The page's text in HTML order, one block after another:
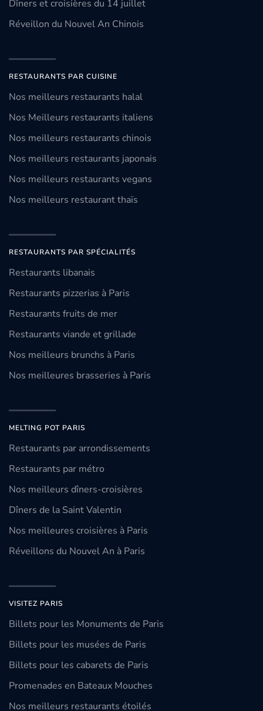
Dîners et croisières du 14 juillet
Réveillon du Nouvel An Chinois
RESTAURANTS PAR CUISINE
Nos meilleurs restaurants halal
Nos Meilleurs restaurants italiens
Nos meilleurs restaurants chinois
Nos meilleurs restaurants japonais
Nos meilleurs restaurants vegans
Nos meilleurs restaurant thaïs
RESTAURANTS PAR SPÉCIALITÉS
Restaurants libanais
Restaurants pizzerias à Paris
Restaurants fruits de mer
Restaurants viande et grillade
Nos meilleurs brunchs à Paris
Nos meilleures brasseries à Paris
MELTING POT PARIS
Restaurants par arrondissements
Restaurants par métro
Nos meilleurs dîners-croisières
Dîners de la Saint Valentin
Nos meilleures croisières à Paris
Réveillons du Nouvel An à Paris
VISITEZ PARIS
Billets pour les Monuments de Paris
Billets pour les musées de Paris
Billets pour les cabarets de Paris
Promenades en Bateaux Mouches
Nos meilleurs restaurants étoilés